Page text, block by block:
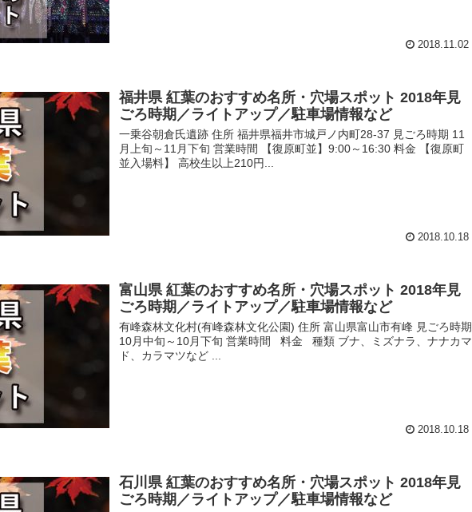
2018.11.02
福井県 紅葉のおすすめ名所・穴場スポット 2018年見
ごろ時期／ライトアップ／駐車場情報など
一乗谷朝倉氏遺跡 住所 福井県福井市城戸ノ内町28-37 見ごろ時期 11
月上旬～11月下旬 営業時間 【復原町並】9:00～16:30 料金 【復原町
並入場料】 高校生以上210円...
2018.10.18
富山県 紅葉のおすすめ名所・穴場スポット 2018年見
ごろ時期／ライトアップ／駐車場情報など
有峰森林文化村(有峰森林文化公園) 住所 富山県富山市有峰 見ごろ時期
10月中旬～10月下旬 営業時間 料金 種類 ブナ、ミズナラ、ナナカマ
ド、カラマツなど ...
2018.10.18
石川県 紅葉のおすすめ名所・穴場スポット 2018年見
ごろ時期／ライトアップ／駐車場情報など